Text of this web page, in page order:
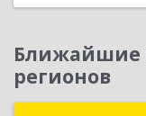
Ближайшие
регионов